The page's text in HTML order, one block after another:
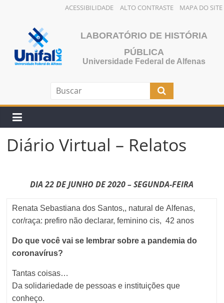
ACESSIBILIDADE ALTO CONTRASTE MAPA DO SITE
conteúdo
LABORATÓRIO DE HISTÓRIA
PÚBLICA
Universidade Federal de Alfenas
Diário Virtual – Relatos
DIA 22 DE JUNHO DE 2020 – SEGUNDA-FEIRA
Renata Sebastiana dos Santos,, natural de Alfenas,
cor/raça: prefiro não declarar, feminino cis, 42 anos
Do que você vai se lembrar sobre a pandemia do
coronavírus?
Tantas coisas…
Da solidariedade de pessoas e instituições que
conheço.